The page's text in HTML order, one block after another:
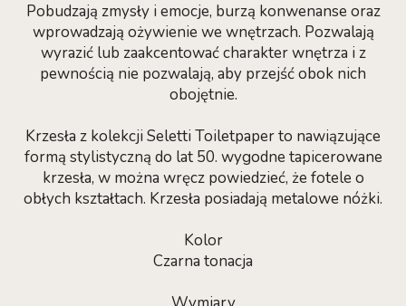
Pobudzają zmysły i emocje, burzą konwenanse oraz
wprowadzają ożywienie we wnętrzach. Pozwalają
wyrazić lub zaakcentować charakter wnętrza i z
pewnością nie pozwalają, aby przejść obok nich
obojętnie.
Krzesła z kolekcji Seletti Toiletpaper to nawiązujące
formą stylistyczną do lat 50. wygodne tapicerowane
krzesła, w można wręcz powiedzieć, że fotele o
obłych kształtach. Krzesła posiadają metalowe nóżki.
Kolor
Czarna tonacja